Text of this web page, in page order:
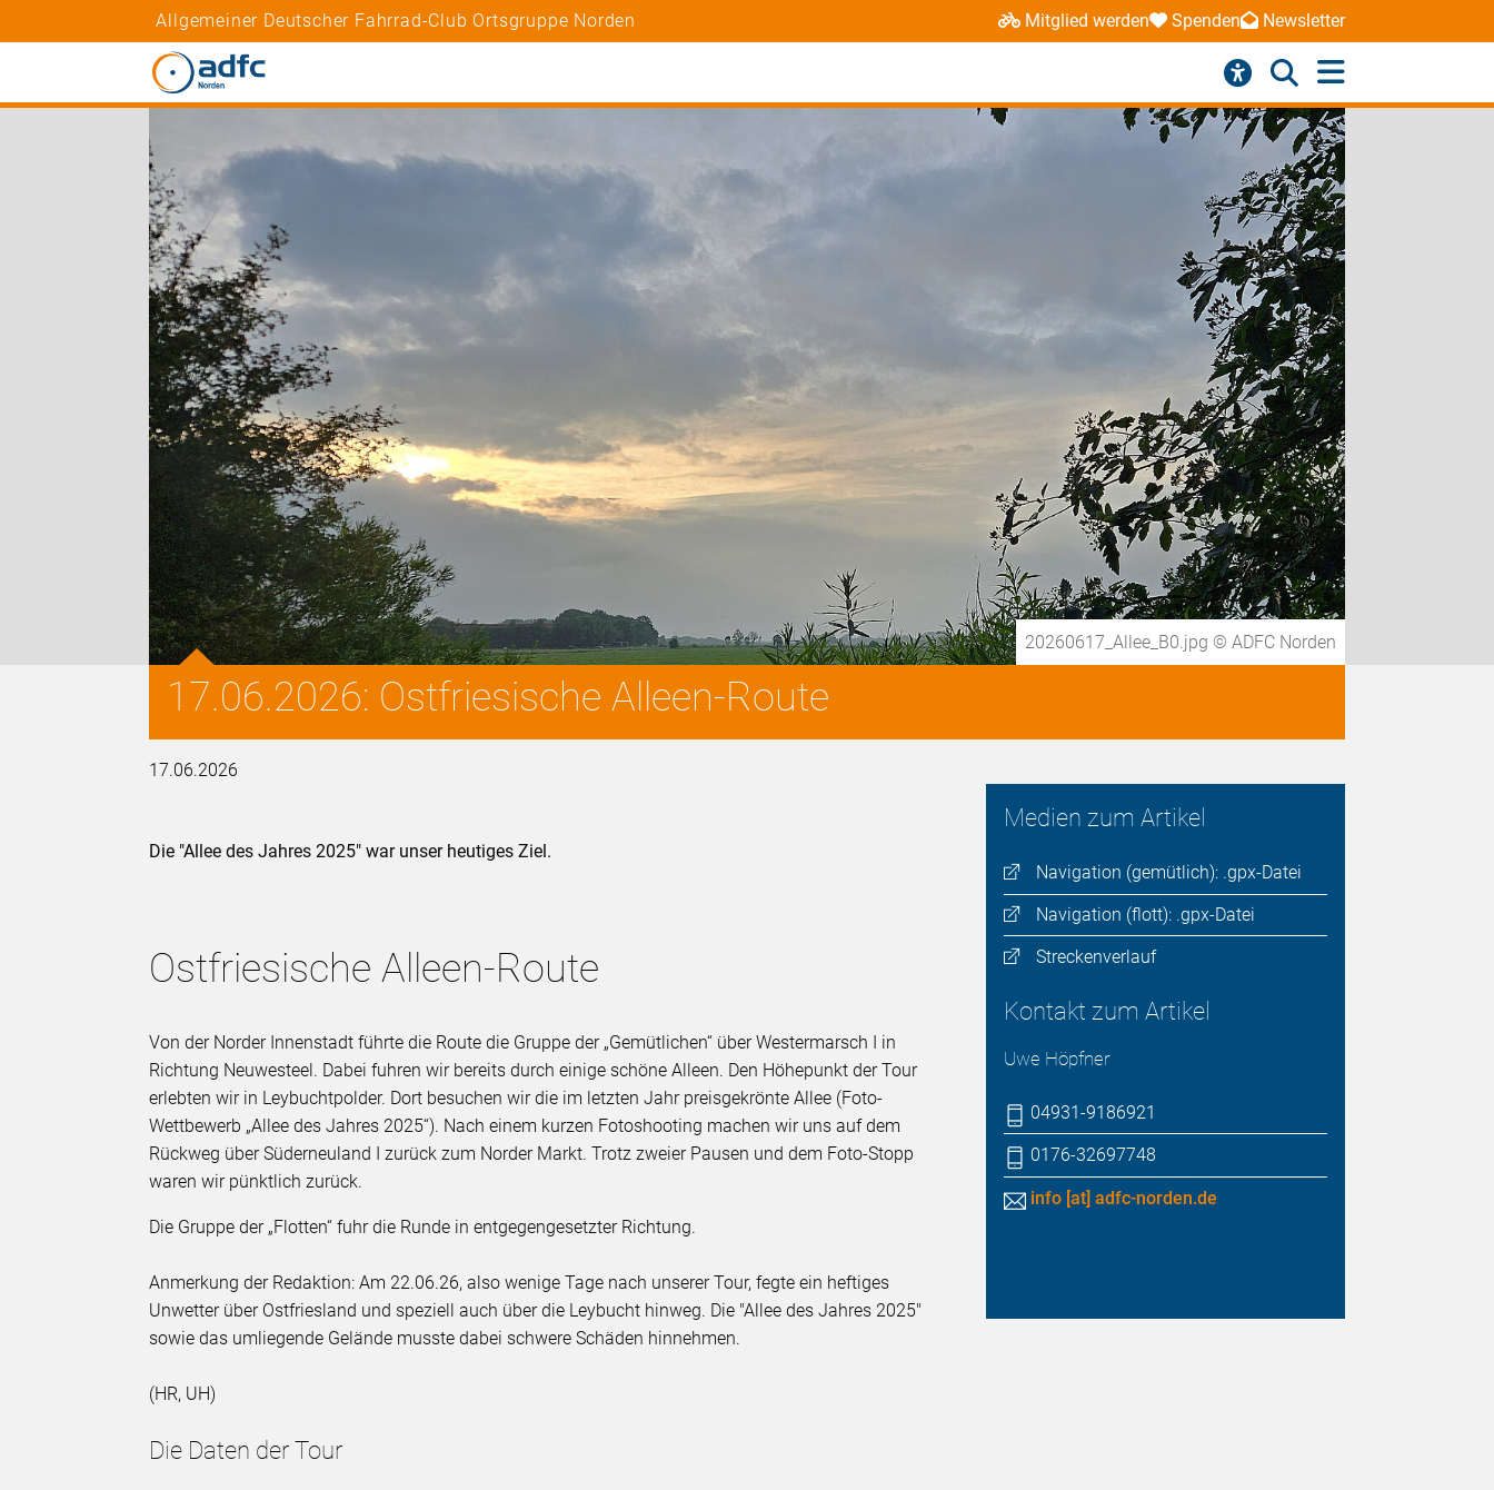
Allgemeiner Deutscher Fahrrad-Club Ortsgruppe Norden Mitglied werden Spenden Newsletter
20260617_Allee_B0.jpg © ADFC Norden
17.06.2026: Ostfriesische Alleen-Route
17.06.2026
Medien zum Artikel
Navigation (gemütlich): .gpx-Datei
Navigation (flott): .gpx-Datei
Streckenverlauf
Kontakt zum Artikel
Uwe Höpfner
04931-9186921
0176-32697748
info [at] adfc-norden.de
Die "Allee des Jahres 2025" war unser heutiges Ziel.
Ostfriesische Alleen-Route
Von der Norder Innenstadt führte die Route die Gruppe der „Gemütlichen“ über Westermarsch I in
Richtung Neuwesteel. Dabei fuhren wir bereits durch einige schöne Alleen. Den Höhepunkt der Tour
erlebten wir in Leybuchtpolder. Dort besuchen wir die im letzten Jahr preisgekrönte Allee (Foto-
Wettbewerb „Allee des Jahres 2025“). Nach einem kurzen Fotoshooting machen wir uns auf dem
Rückweg über Süderneuland I zurück zum Norder Markt. Trotz zweier Pausen und dem Foto-Stopp
waren wir pünktlich zurück.
Die Gruppe der „Flotten“ fuhr die Runde in entgegengesetzter Richtung.
Anmerkung der Redaktion: Am 22.06.26, also wenige Tage nach unserer Tour, fegte ein heftiges
Unwetter über Ostfriesland und speziell auch über die Leybucht hinweg. Die "Allee des Jahres 2025"
sowie das umliegende Gelände musste dabei schwere Schäden hinnehmen.
(HR, UH)
Die Daten der Tour